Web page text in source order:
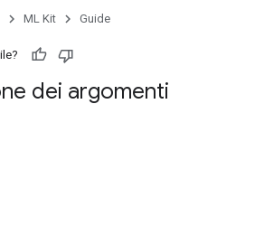
ML Kit Guide
dei argomenti